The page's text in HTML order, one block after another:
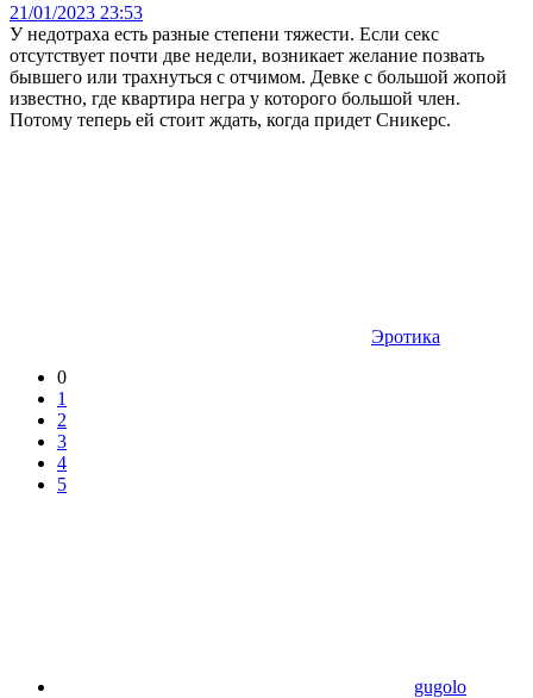
21/01/2023 23:53
У недотраха есть разные степени тяжести. Если секс
отсутствует почти две недели, возникает желание позвать
бывшего или трахнуться с отчимом. Девке с большой жопой
известно, где квартира негра у которого большой член.
Потому теперь ей стоит ждать, когда придет Сникерс.
Эротика
0
1
2
3
4
5
gugolo